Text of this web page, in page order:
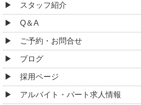
スタッフ紹介
Q＆A
ご予約・お問合せ
ブログ
採用ページ
アルバイト・パート求人情報